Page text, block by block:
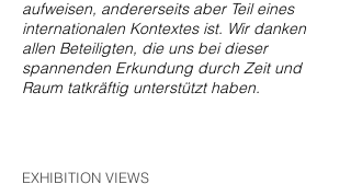
aufweisen, andererseits aber Teil eines
internationalen Kontextes ist. Wir danken
allen Beteiligten, die uns bei dieser
spannenden Erkundung durch Zeit und
Raum tatkräftig unterstützt haben.
EXHIBITION VIEWS